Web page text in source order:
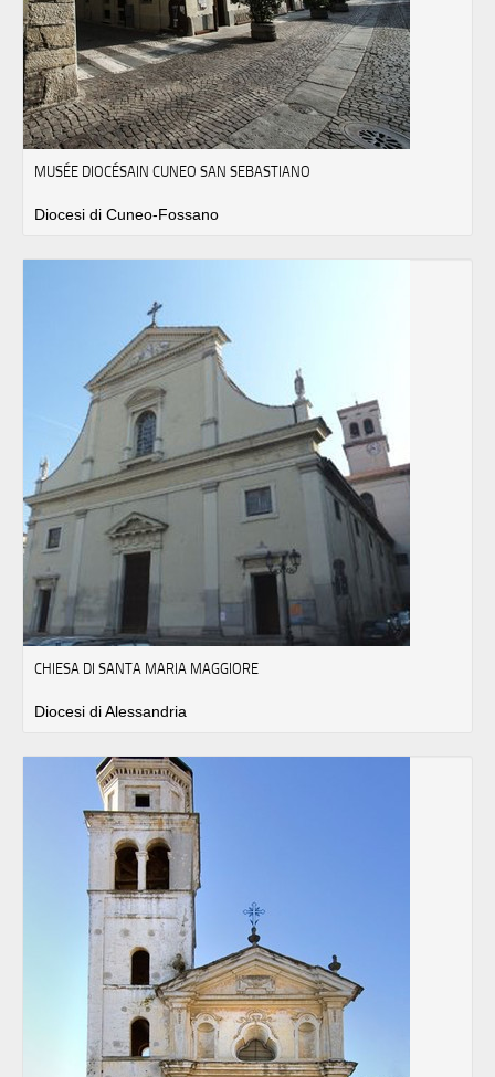
MUSÉE DIOCÉSAIN CUNEO SAN SEBASTIANO
Diocesi di Cuneo-Fossano
CHIESA DI SANTA MARIA MAGGIORE
Diocesi di Alessandria